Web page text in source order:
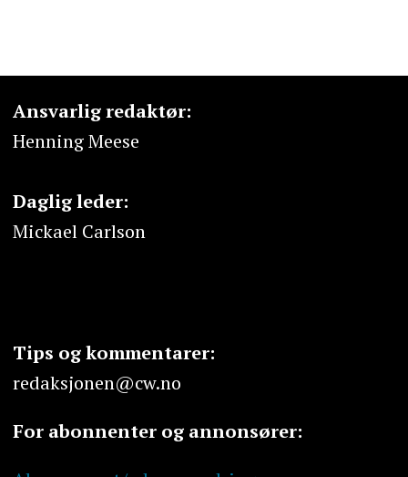
Ansvarlig redaktør:
Henning Meese
Daglig leder:
Mickael Carlson
Tips og kommentarer:
redaksjonen@cw.no
For abonnenter og annonsører: